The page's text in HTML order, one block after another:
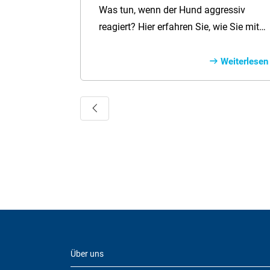
Hundebesitzer
Was tun, wenn der Hund aggressiv
reagiert? Hier erfahren Sie, wie Sie mit
welche Trainingsansätze helfen – und
wann professionelle Unterstützung
sinnvoll ist.
Weiterlesen
Über uns